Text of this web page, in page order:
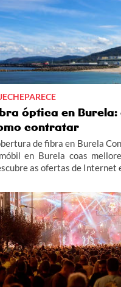
óptica en
contratar
de fibra en Burela
en Burela coas
as ofertas de Internet